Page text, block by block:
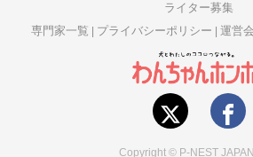
ライター募集
専門家一覧
プライバシーポリシー 運営
Copyright © P-NEST